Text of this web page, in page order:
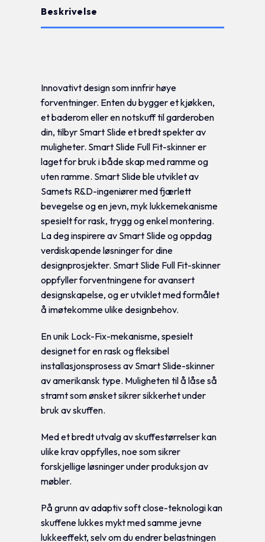
Beskrivelse
Innovativt design som innfrir høye
forventninger. Enten du bygger et kjøkken,
et baderom eller en notskuff til garderoben
din, tilbyr Smart Slide et bredt spekter av
muligheter. Smart Slide Full Fit-skinner er
laget for bruk i både skap med ramme og
uten ramme. Smart Slide ble utviklet av
Samets R&D-ingeniører med fjærlett
bevegelse og en jevn, myk lukkemekanisme
spesielt for rask, trygg og enkel montering.
La deg inspirere av Smart Slide og oppdag
verdiskapende løsninger for dine
designprosjekter. Smart Slide Full Fit-skinner
oppfyller forventningene for avansert
designskapelse, og er utviklet med formålet
å imøtekomme ulike designbehov.
En unik Lock-Fix-mekanisme, spesielt
designet for en rask og fleksibel
installasjonsprosess av Smart Slide-skinner
av amerikansk type. Muligheten til å låse så
stramt som ønsket sikrer sikkerhet under
bruk av skuffen.
Med et bredt utvalg av skuffestørrelser kan
ulike krav oppfylles, noe som sikrer
forskjellige løsninger under produksjon av
møbler.
På grunn av adaptiv soft close-teknologi kan
skuffene lukkes mykt med samme jevne
lukkeeffekt, selv om du endrer belastningen